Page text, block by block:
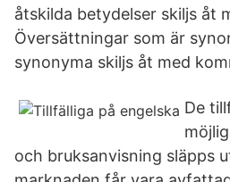
åtskilda betydelser skiljs åt
Översättningar som är
synonyma skiljs åt med
De
och bruksanvisning släpps